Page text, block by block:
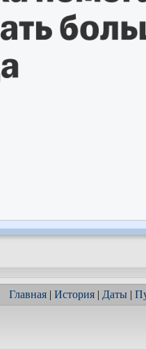
Главная| История| Даты|